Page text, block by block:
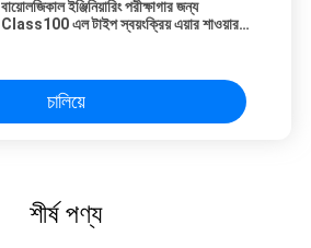
বায়োলজিকাল ইঞ্জিনিয়ারিং পরীক্ষাগার জন্য
Class100 এল টাইপ স্বয়ংক্রিয় এয়ার শাওয়ার
চালিয়ে
শীর্ষ পণ্য